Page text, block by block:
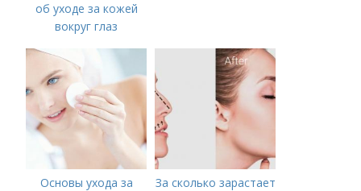
об уходе за кожей
вокруг глаз
Основы ухода за
За сколько зарастает